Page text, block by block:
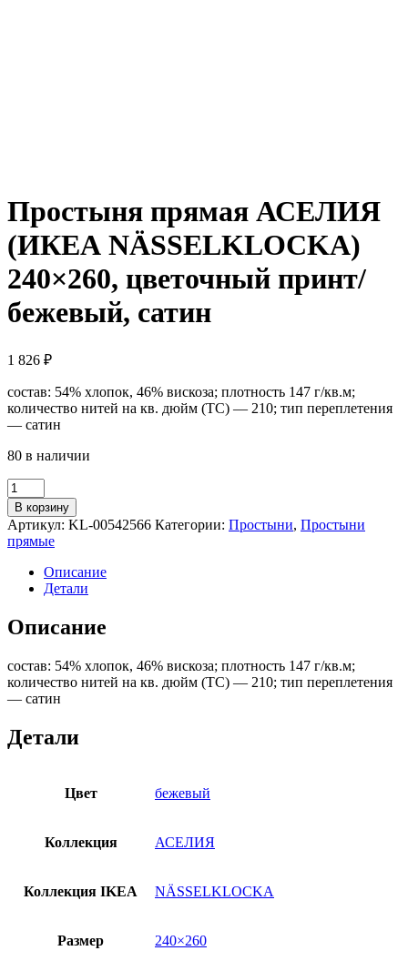
Простыня прямая АСЕЛИЯ
(ИКЕА NÄSSELKLOCKA)
240×260, цветочный принт/
бежевый, сатин
1 826 ₽
состав: 54% хлопок, 46% вискоза; плотность 147 г/кв.м;
количество нитей на кв. дюйм (TC) — 210; тип переплетения
— сатин
80 в наличии
Количество
товара
Простыня
прямая
АСЕЛИЯ
(ИКЕА
NÄSSELKLOCKA)
240x260,
цветочный
принт/
сатин
В корзину
Артикул: KL-00542566 Категории: Простыни, Простыни
прямые
Описание
Детали
Описание
состав: 54% хлопок, 46% вискоза; плотность 147 г/кв.м;
количество нитей на кв. дюйм (TC) — 210; тип переплетения
— сатин
Детали
Цвет бежевый
Коллекция АСЕЛИЯ
Коллекция IKEA NÄSSELKLOCKA
Размер 240×260